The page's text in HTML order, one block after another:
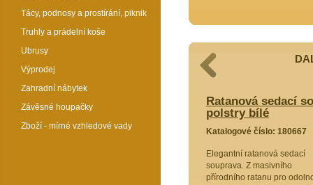
souprava Rio De Janeiro 2+1 bílá
Ratanová sedací
polstry bílé
Katalogové číslo: 180667
Elegantní ratanová sedací
souprava. Z masivního
přírodního ratanu pro
Tácy, podnosy a prostírání, piknik
Truhly a prádelní koše
Ubrusy
Výprodej
Zahradní nábytek
Závěsné houpačky
Zboží - mírné vzhledové vady